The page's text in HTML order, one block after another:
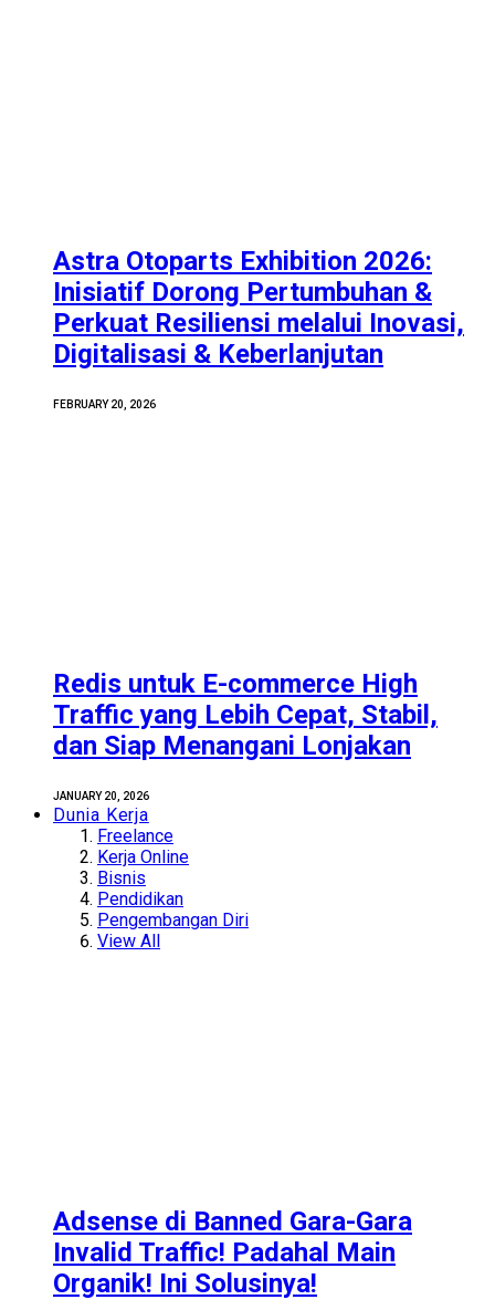
Astra Otoparts Exhibition 2026:
Inisiatif Dorong Pertumbuhan &
Perkuat Resiliensi melalui Inovasi,
Digitalisasi & Keberlanjutan
FEBRUARY 20, 2026
Redis untuk E-commerce High
Traffic yang Lebih Cepat, Stabil,
dan Siap Menangani Lonjakan
JANUARY 20, 2026
Dunia Kerja
Freelance
Kerja Online
Bisnis
Pendidikan
Pengembangan Diri
View All
Adsense di Banned Gara-Gara
Invalid Traffic! Padahal Main
Organik! Ini Solusinya!